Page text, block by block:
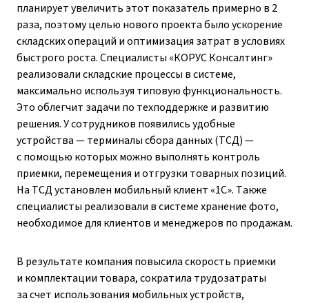
планирует увеличить этот показатель примерно в 2
раза, поэтому целью нового проекта было ускорение
складских операций и оптимизация затрат в условиях
быстрого роста. Специалисты «КОРУС Консалтинг»
реализовали складские процессы в системе,
максимально используя типовую функциональность.
Это облегчит задачи по техподдержке и развитию
решения. У сотрудников появились удобные
устройства — терминалы сбора данных (ТСД) —
с помощью которых можно выполнять контроль
приемки, перемещения и отгрузки товарных позиций.
На ТСД установлен мобильный клиент «1С». Также
специалисты реализовали в системе хранение фото,
необходимое для клиентов и менеджеров по продажам.
В результате компания повысила скорость приемки
и комплектации товара, сократила трудозатраты
за счет использования мобильных устройств,